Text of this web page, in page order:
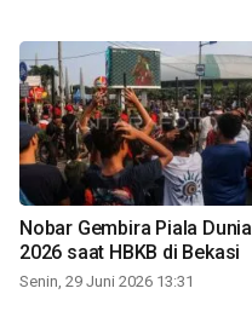
Nobar Gembira Piala Dunia
2026 saat HBKB di Bekasi
Senin, 29 Juni 2026 13:31